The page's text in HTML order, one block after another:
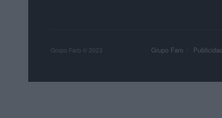
Grupo Faro Publicidad
Grupo Faro © 2023